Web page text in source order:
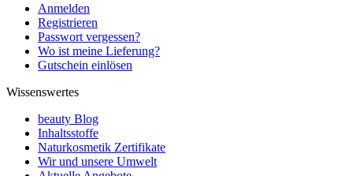
Anmelden
Registrieren
Passwort vergessen?
Wo ist meine Lieferung?
Gutschein einlösen
Wissenswertes
beauty Blog
Inhaltsstoffe
Naturkosmetik Zertifikate
Wir und unsere Umwelt